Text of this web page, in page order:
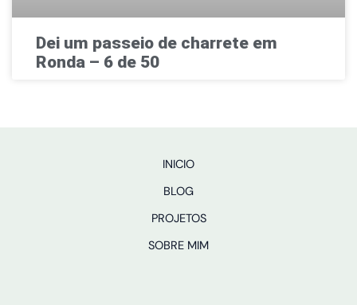
Dei um passeio de charrete em
Ronda – 6 de 50
INICIO
BLOG
PROJETOS
SOBRE MIM